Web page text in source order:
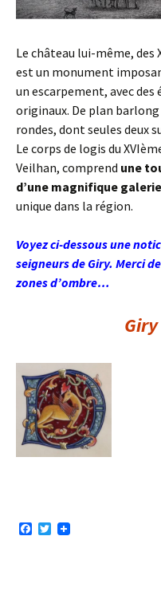
Le château lui-même, des
est un monument
un escarpement, avec
originaux. De plan
rondes, dont seules deux
Le corps de logis du
Veilhan, comprend une
d’une magnifique
unique dans la région.
Voyez ci-dessous une
seigneurs de Giry. Merci
zones d’ombre…
Giry
T